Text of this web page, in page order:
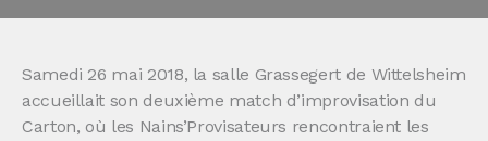
Samedi 26 mai 2018, la salle Grassegert de Wittelsheim
accueillait son deuxième match d’improvisation du
Carton, où les Nains’Provisateurs rencontraient les